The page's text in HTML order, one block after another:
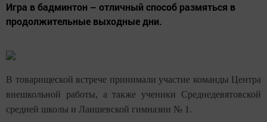
Игра в бадминтон – отличный способ размяться в
продолжительные выходные дни.
В товарищеской встрече принимали участие команды Центра
внешкольной работы, а также ученики Среднедевятовской
средней школы и Лаишевской гимназии № 1.